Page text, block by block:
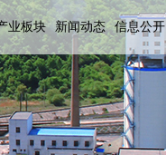
业板块 新闻动态 信息公开